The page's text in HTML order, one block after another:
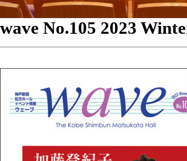
wave No.105 2023